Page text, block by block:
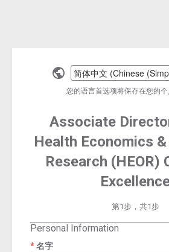
Select
language
您的语言首选项将保存在您的个
Associate
Health Economics
Research (HEOR)
第1步，共1步
Personal Information
名字